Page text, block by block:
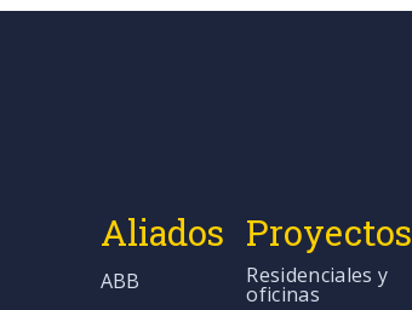
Aliados
ABB
Proyectos
Residenciales y
oficinas